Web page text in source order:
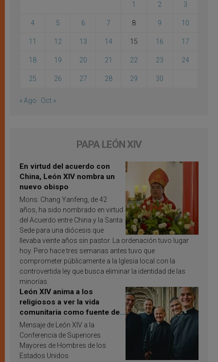
1 2 3
4 5 6 7 8 9 10
11 12 13 14 15 16 17
18 19 20 21 22 23 24
25 26 27 28 29 30
« Ago Oct »
PAPA LEÓN XIV
En virtud del acuerdo con
China, León XIV nombra un
nuevo obispo
Mons. Chang Yanfeng, de 42
años, ha sido nombrado en virtud
del Acuerdo entre China y la Santa
Sede para una diócesis que
llevaba veinte años sin pastor. La ordenación tuvo lugar
hoy. Pero hace tres semanas antes tuvo que
comprometer públicamente a la Iglesia local con la
controvertida ley que busca eliminar la identidad de las
minorías.
León XIV anima a los
religiosos a ver la vida
comunitaria como fuente de
inspiración y santificación
Mensaje de León XIV a la
Conferencia de Superiores
Mayores de Hombres de los
Estados Unidos